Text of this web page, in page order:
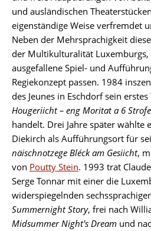
und ausländischen
eigenständige Weise verfremdet
Neben der Mehrsprachigkeit
der Multikulturalität
ausgefallene Spiel- und
Regiekonzept passen. 1984
des Jeunes in Eschdorf sein
Hougeriicht – eng Moritat a 6
handelt. Drei Jahre später wählte
Diekirch als Aufführungsort für
näischnotzege Bléck am Gesiicht,
von Poutty Stein. 1993 trat
Serge Tonnar mit einer die
widerspiegelnden
Summernight Story, frei nach
Midsummer Night's Dream und